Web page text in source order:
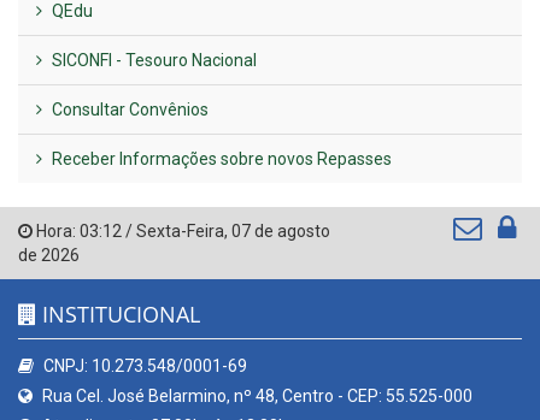
QEdu
SICONFI - Tesouro Nacional
Consultar Convênios
Receber Informações sobre novos Repasses
Hora: 03:12/Sexta-Feira, 07 de agosto
de 2026
INSTITUCIONAL
CNPJ: 10.273.548/0001-69
Rua Cel. José Belarmino, nº 48, Centro - CEP: 55.525-000